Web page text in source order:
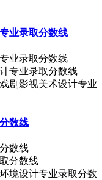
业录取分数线
业录取分数线
剧影视美术设计专业
数线
数线
境设计专业录取分数